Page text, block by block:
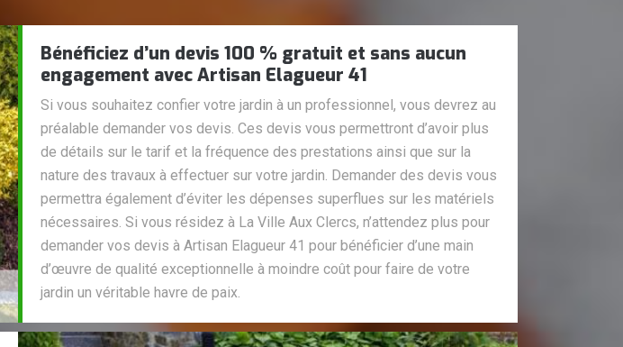
Bénéficiez d’un devis 100 % gratuit et sans aucun
engagement avec Artisan Elagueur 41
Si vous souhaitez confier votre jardin à un professionnel, vous devrez au
préalable demander vos devis. Ces devis vous permettront d’avoir plus
de détails sur le tarif et la fréquence des prestations ainsi que sur la
nature des travaux à effectuer sur votre jardin. Demander des devis vous
permettra également d’éviter les dépenses superflues sur les matériels
nécessaires. Si vous résidez à La Ville Aux Clercs, n’attendez plus pour
demander vos devis à Artisan Elagueur 41 pour bénéficier d’une main
d’œuvre de qualité exceptionnelle à moindre coût pour faire de votre
jardin un véritable havre de paix.